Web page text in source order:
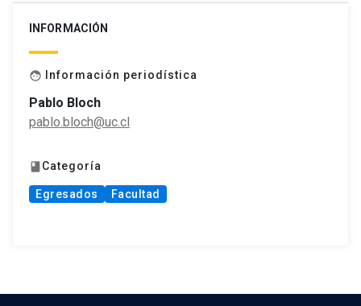
INFORMACIÓN
face Información periodística
Pablo Bloch
pablo.bloch@uc.cl
book Categoría
Egresados Facultad